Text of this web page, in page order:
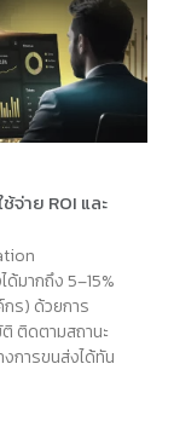
จ่าย ROI และ
มากถึง 5–15%
ร) ด้วยการ
ติดตามสถานะ
งการขนส่งได้ทัน